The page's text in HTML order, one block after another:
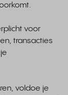
voor
transacties
voldoe je